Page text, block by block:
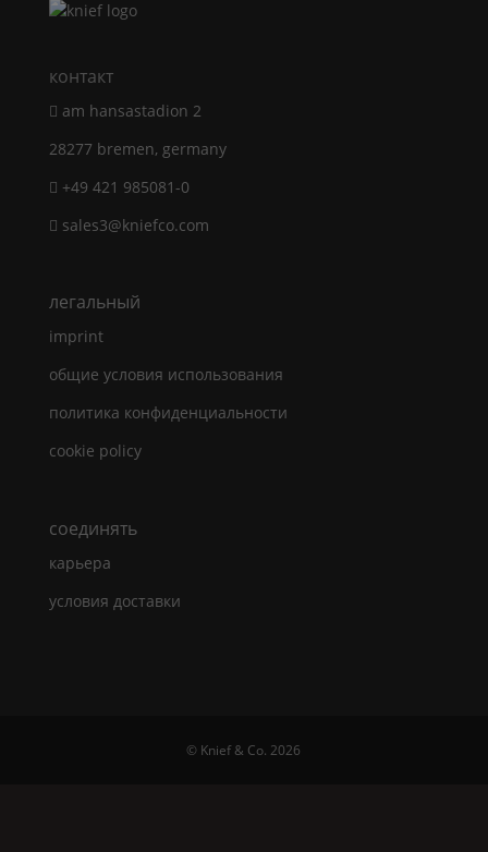
контакт
am hansastadion 2
28277 bremen, germany
+49 421 985081-0
sales3@kniefco.com
легальный
imprint
общие условия использования
политика конфиденциальности
cookie policy
cоединять
карьера
условия доставки